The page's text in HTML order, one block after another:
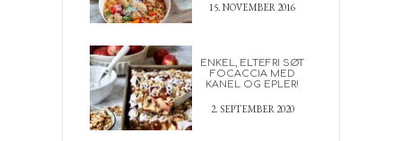
15. NOVEMBER 2016
ENKEL, ELTEFRI SØT
FOCACCIA MED
KANEL OG EPLER!
2. SEPTEMBER 2020